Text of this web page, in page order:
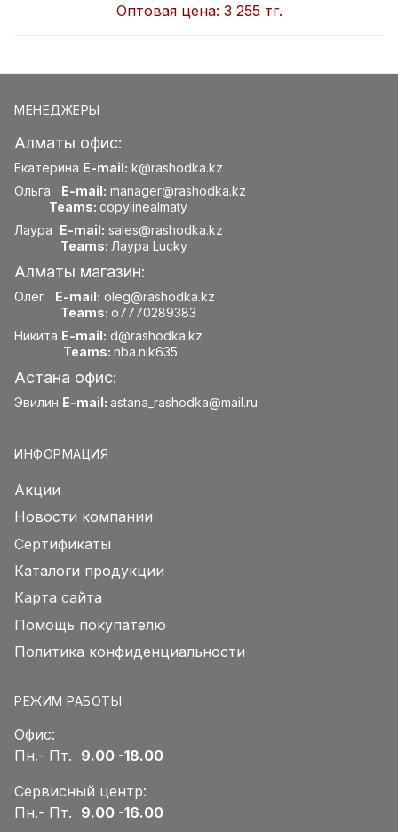
Оптовая цена: 3 255 тг.
МЕНЕДЖЕРЫ
Алматы офис:
Екатерина E-mail: k@rashodka.kz
Ольга E-mail: manager@rashodka.kz
Teams: copylinealmaty
Лаура E-mail: sales@rashodka.kz
Teams: Лаура Lucky
Алматы магазин:
Олег E-mail: oleg@rashodka.kz
Teams: o7770289383
Никита E-mail: d@rashodka.kz
Teams: nba.nik635
Астана офис:
Эвилин E-mail: astana_rashodka@mail.ru
ИНФОРМАЦИЯ
Акции
Новости компании
Сертификаты
Каталоги продукции
Карта сайта
Помощь покупателю
Политика конфиденциальности
РЕЖИМ РАБОТЫ
Офис:
Пн.- Пт. 9.00 -18.00
Сервисный центр:
Пн.- Пт. 9.00 -16.00